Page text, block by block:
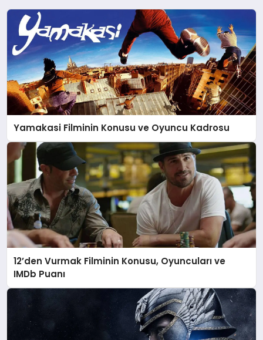
EKONOMI
DÜNYA
BILIM VE TEKNOLOJI
OTOMOBIL
KÜNYE
İLETIŞIM
Yamakasi Filminin Konusu ve Oyuncu Kadrosu
12’den Vurmak Filminin Konusu, Oyuncuları ve
IMDb Puanı